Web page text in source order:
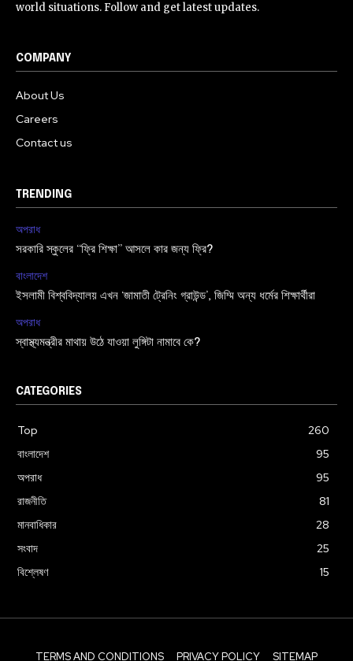
world situations. Follow and get latest updates.
COMPANY
About Us
Careers
Contact us
TRENDING
অপরাধ
সরকারি স্কুলের “ফ্রি শিক্ষা” আসলে কার জন্য ফ্রি?
বাংলাদেশ
ইসলামী বিশ্ববিদ্যালয় এখন ‘জামাতী ট্রেনিং গ্রাউন্ড’, জিম্মি অন্য ধর্মের শিক্ষার্থীরা
অপরাধ
স্বাস্থ্যমন্ত্রীর মাথায় উঠে যাওয়া লুঙ্গিটা নামাবে কে?
CATEGORIES
Top
260
বাংলাদেশ
95
অপরাধ
95
রাজনীতি
81
মানবাধিকার
28
সংবাদ
25
বিশ্লেষণ
15
TERMS AND CONDITIONS PRIVACY POLICY SITEMAP